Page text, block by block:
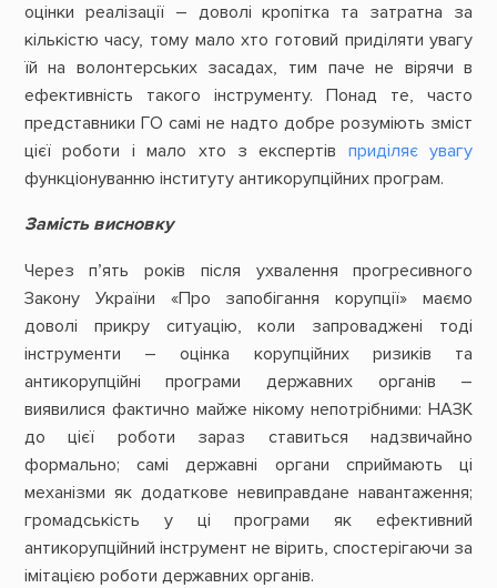
оцінки реалізації – доволі кропітка та затратна за
кількістю часу, тому мало хто готовий приділяти увагу
їй на волонтерських засадах, тим паче не вірячи в
ефективність такого інструменту. Понад те, часто
представники ГО самі не надто добре розуміють зміст
цієї роботи і мало хто з експертів приділяє увагу
функціонуванню інституту антикорупційних програм.
Замість висновку
Через п’ять років після ухвалення прогресивного
Закону України «Про запобігання корупції» маємо
доволі прикру ситуацію, коли запроваджені тоді
інструменти – оцінка корупційних ризиків та
антикорупційні програми державних органів –
виявилися фактично майже нікому непотрібними: НАЗК
до цієї роботи зараз ставиться надзвичайно
формально; самі державні органи сприймають ці
механізми як додаткове невиправдане навантаження;
громадськість у ці програми як ефективний
антикорупційний інструмент не вірить, спостерігаючи за
імітацією роботи державних органів.